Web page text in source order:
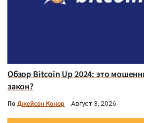
Обзор Bitcoin Up 2024: это
закон?
По Джейсон Конор Август 3, 2026